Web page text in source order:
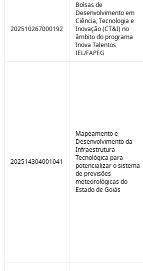
202510267000192
Bolsas de
Desenvolvimento em
Ciência, Tecnologia e
Inovação (CT&I) no
âmbito do programa
Inova Talentos
IEL/FAPEG
202514304001041
Mapeamento e
Desenvolvimento da
Infraestrutura
Tecnológica para
potencializar o sistema
de previsões
meteorológicas do
Estado de Goiás